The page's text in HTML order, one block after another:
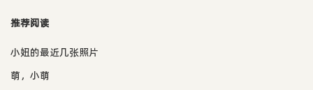
推荐阅读
小妞的最近几张照片
萌，小萌